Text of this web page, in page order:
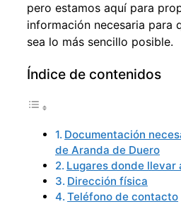
pero estamos aquí para
información necesaria para
sea lo más sencillo posible.
Índice de contenidos
Documentación
de Aranda de Duero
Lugares donde llevar
Dirección física
Teléfono de contacto